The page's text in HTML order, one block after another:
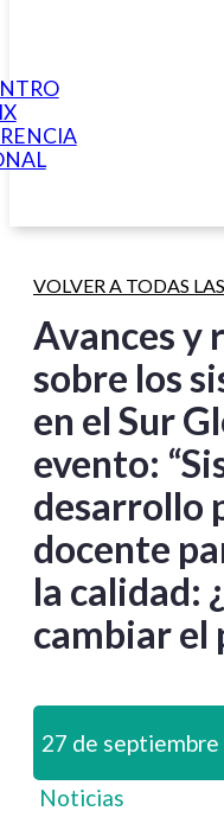
VOLVER A TODAS
Avances y
sobre los
en el Sur
evento:
desarrollo
docente
la calidad:
cambiar el
27 de
Noticias